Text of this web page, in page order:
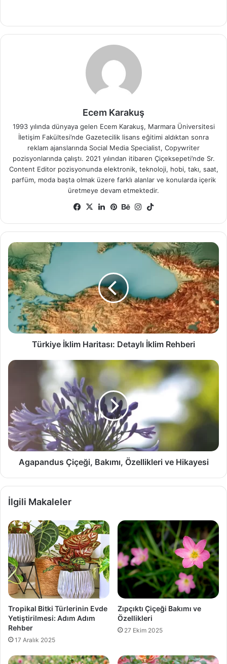
Ecem Karakuş
1993 yılında dünyaya gelen Ecem Karakuş, Marmara Üniversitesi
İletişim Fakültesi’nde Gazetecilik lisans eğitimi aldıktan sonra
reklam ajanslarında Social Media Specialist, Copywriter
pozisyonlarında çalıştı. 2021 yılından itibaren Çiçeksepeti’nde Sr.
Content Editor pozisyonunda elektronik, teknoloji, hobi, takı, saat,
parfüm, moda başta olmak üzere farklı alanlar ve konularda içerik
üretmeye devam etmektedir.
Facebook
X LinkedIn
Pinterest
BehanceInstagram
Türkiye
İklim
Haritası:
Detaylı
İklim
Rehberi
Türkiye İklim Haritası: Detaylı İklim Rehberi
Agapandus
Hikayesi
Agapandus Çiçeği, Bakımı, Özellikleri ve Hikayesi
İlgili Makaleler
Tropikal Bitki Türlerinin Evde
Yetiştirilmesi: Adım Adım
Rehber
17 Aralık 2025
Zıpçıktı Çiçeği Bakımı ve
Özellikleri
27 Ekim 2025